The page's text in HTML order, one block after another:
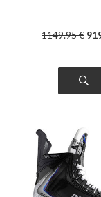
1149.95€